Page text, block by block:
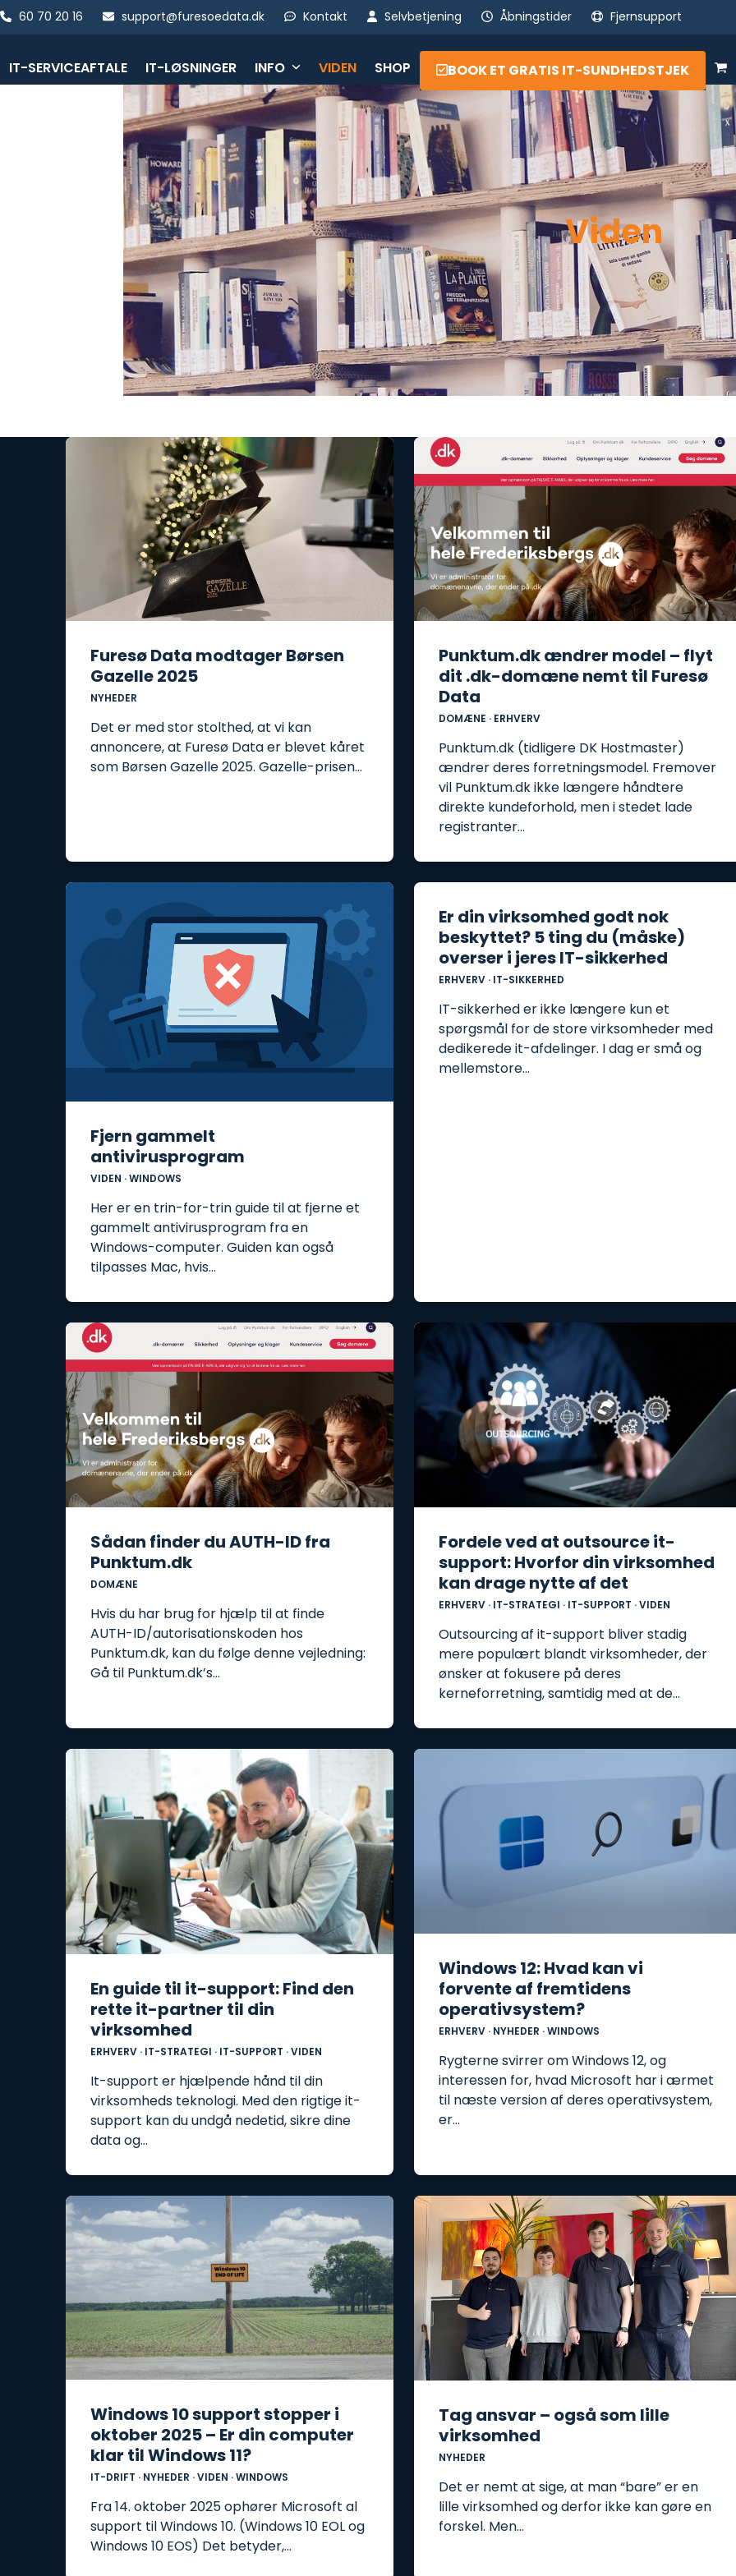
Skip
to
60 70 20 16 support@furesoedata.dk Kontakt Selvbetjening Åbningstider Fjernsupport
IT-SERVICEAFTALE IT-LØSNINGER INFO VIDEN SHOP BOOK ET GRATIS IT-SUNDHEDSTJEK
Viden
Furesø Data modtager Børsen
Gazelle 2025
NYHEDER
Det er med stor stolthed, at vi kan
annoncere, at Furesø Data er blevet kåret
som Børsen Gazelle 2025. Gazelle-prisen…
Punktum.dk ændrer model – flyt
dit .dk-domæne nemt til Furesø
Data
DOMÆNE · ERHVERV
Punktum.dk (tidligere DK Hostmaster)
ændrer deres forretningsmodel. Fremover
vil Punktum.dk ikke længere håndtere
direkte kundeforhold, men i stedet lade
registranter…
Fjern gammelt
antivirusprogram
VIDEN ·WINDOWS
Her er en trin-for-trin guide til at fjerne et
gammelt antivirusprogram fra en
Windows-computer. Guiden kan også
tilpasses Mac, hvis…
Er din virksomhed godt nok
beskyttet? 5 ting du (måske)
overser i jeres IT-sikkerhed
ERHVERV · IT-SIKKERHED
IT-sikkerhed er ikke længere kun et
spørgsmål for de store virksomheder med
dedikerede it-afdelinger. I dag er små og
mellemstore…
Sådan finder du AUTH-ID fra
Punktum.dk
DOMÆNE
Hvis du har brug for hjælp til at finde
AUTH-ID/autorisationskoden hos
Punktum.dk, kan du følge denne vejledning:
Gå til Punktum.dk’s…
Fordele ved at outsource it-
support: Hvorfor din virksomhed
kan drage nytte af det
ERHVERV · IT-STRATEGI · IT-SUPPORT ·VIDEN
Outsourcing af it-support bliver stadig
mere populært blandt virksomheder, der
ønsker at fokusere på deres
kerneforretning, samtidig med at de…
En guide til it-support: Find den
rette it-partner til din
virksomhed
ERHVERV· IT-STRATEGI · IT-SUPPORT ·VIDEN
It-support er hjælpende hånd til din
virksomheds teknologi. Med den rigtige it-
support kan du undgå nedetid, sikre dine
data og…
Windows 12: Hvad kan vi
forvente af fremtidens
operativsystem?
ERHVERV · NYHEDER ·WINDOWS
Rygterne svirrer om Windows 12, og
interessen for, hvad Microsoft har i ærmet
til næste version af deres operativsystem,
er…
Windows 10 support stopper i
oktober 2025 – Er din computer
klar til Windows 11?
IT-DRIFT · NYHEDER ·VIDEN ·WINDOWS
Fra 14. oktober 2025 ophører Microsoft al
support til Windows 10. (Windows 10 EOL og
Windows 10 EOS) Det betyder,…
Tag ansvar – også som lille
virksomhed
NYHEDER
Det er nemt at sige, at man “bare” er en
lille virksomhed og derfor ikke kan gøre en
forskel. Men…